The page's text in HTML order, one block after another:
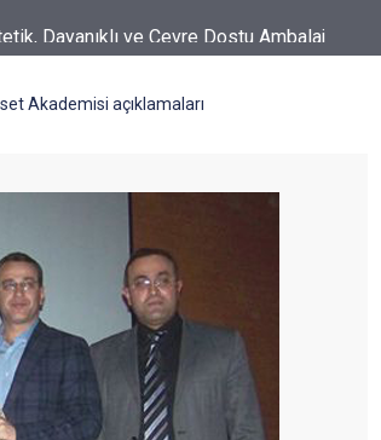
Dayanıklı ve Çevre Dostu Ambalaj
Akademisi açıklamaları